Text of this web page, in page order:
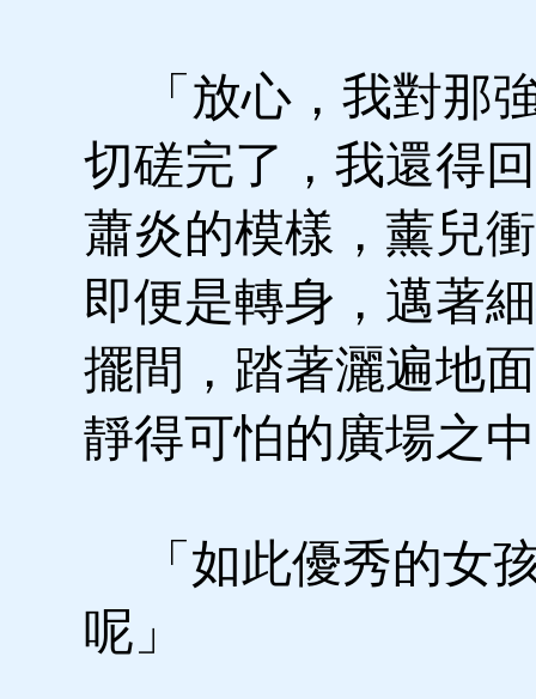
「放心，我對那
切磋完了，我還得
蕭炎的模樣，薰兒
即便是轉身，邁著
擺間，踏著灑遍地
靜得可怕的廣場之
「如此優秀的女
呢」